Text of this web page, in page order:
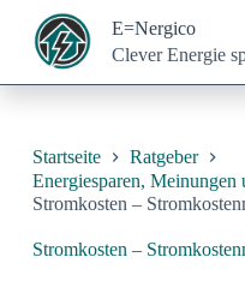
I
E=Nergico
Clever Energie
Startseite
Ratgeber
Energiesparen, Meinungen
Stromkosten –
Stromkosten –